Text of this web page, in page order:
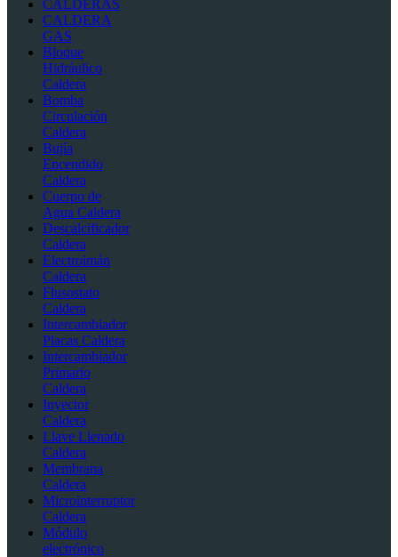
CALDERAS
CALDERA
GAS
Bloque
Hidráulico
Caldera
Bomba
Circulación
Caldera
Bujía
Encendido
Caldera
Cuerpo de
Agua Caldera
Descalcificador
Caldera
Electroimán
Caldera
Flusostato
Caldera
Intercambiador
Placas Caldera
Intercambiador
Primario
Caldera
Inyector
Caldera
Llave Llenado
Caldera
Membrana
Caldera
Microinterruptor
Caldera
Módulo
electrónico